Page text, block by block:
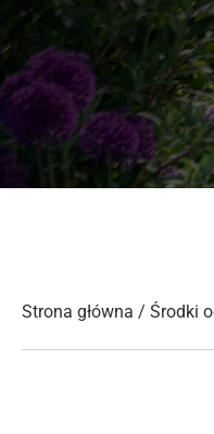
Strona główna / Środki